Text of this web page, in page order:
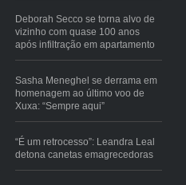
Deborah Secco se torna alvo de
vizinho com quase 100 anos
após infiltração em apartamento
Sasha Meneghel se derrama em
homenagem ao último voo de
Xuxa: “Sempre aqui”
“É um retrocesso”: Leandra Leal
detona canetas emagrecedoras